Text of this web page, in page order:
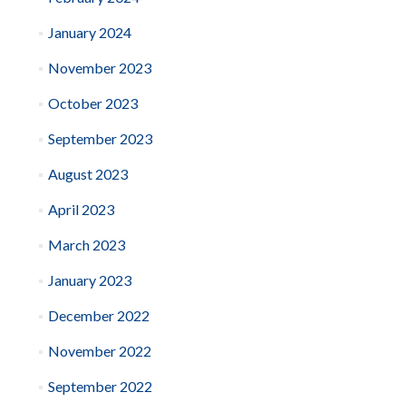
January 2024
November 2023
October 2023
September 2023
August 2023
April 2023
March 2023
January 2023
December 2022
November 2022
September 2022